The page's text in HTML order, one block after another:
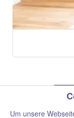
Um unsere